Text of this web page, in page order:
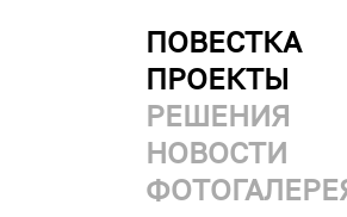
ПОВЕСТКА
ПРОЕКТЫ
РЕШЕНИЯ
НОВОСТИ